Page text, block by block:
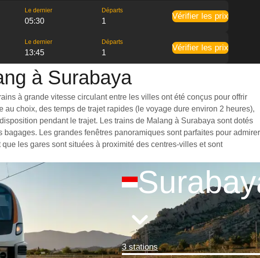
Le dernier
05:30
Départs
1
Vérifier les prix
Le dernier
13:45
Départs
1
Vérifier les prix
à Surabaya
à grande vitesse circulant entre les villes ont été conçus pour offrir
choix, des temps de trajet rapides (le voyage dure environ 2 heures),
pendant le trajet. Les trains de Malang à Surabaya sont dotés
Les grandes fenêtres panoramiques sont parfaites pour admirer
les gares sont situées à proximité des centres-villes et sont
3 stations